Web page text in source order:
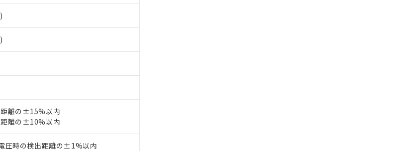
離の±15%以内
離の±10%以内
圧時の検出距離の±1%以内
価格はお客様のお取引先、またはお客様担当のオムロン制御機器販売店・
い。
当社販売拠点は「販売ネットワーク
」をご確認ください。
果を当社の事前の承諾なく第三者に漏洩または開示しないようお願いしま
ト作成サービス）をご利用いただくには、I-Webメンバーズにご登録され
で当社にご登録された部品リストについて、当社および当社の共同利用者
に関するお客様との取引・商談に必要な範囲で利用することをご了承くだ
"個人情報の共同利用に関して"
り、予定月が前後することがあります。
ドすることができます。
有証明書
準）
を証明するもので、過去に遡って非含有を証明するものではありません。
べてが基準値以下であることを示します。
て有害物質が外部に漏えいし、環境に深刻な影響を及ぼさない年数を意
門へお問い合わせください。
ん。
に販売する場合は、上記1、2および3の内容を当該第三者に通知します。
販売に係わる関係者が違法に輸出するおそれがある場合は、取り引きをい
在庫あり
況については、お客様のお取引先、またはお客様担当のオムロン制御
員にご確認ください)
庫状況の情報を公開していない機種